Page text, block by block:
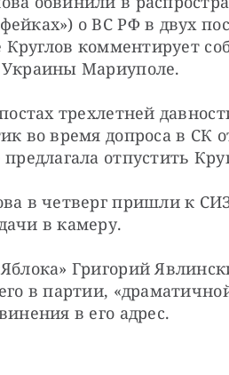
о ВС РФ в двух
Круглов комментирует
Мариуполе.
трехлетней
во время допроса в СК
отпустить
в четверг пришли к
в камеру.
Григорий
в партии,
в его адрес.